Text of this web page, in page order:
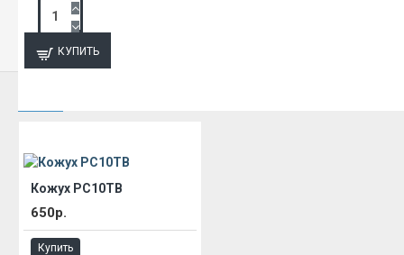
КУПИТЬ
Кожух РС10ТВ
650р.
Купить